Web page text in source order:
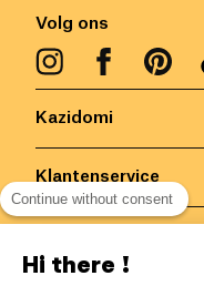
Kazidomi
Klantenservice
Volg ons
Continue without consent
Hi there !